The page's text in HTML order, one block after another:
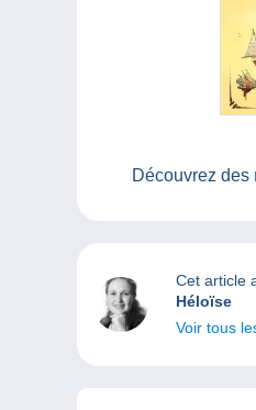
Découvrez des
Cet article
Héloïse
Voir tous